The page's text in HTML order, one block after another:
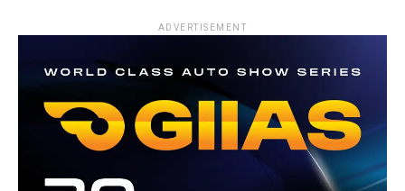
ADVERTISEMENT